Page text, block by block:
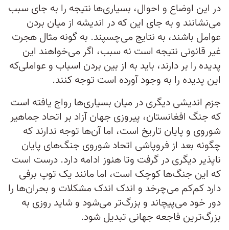
در این اوضاع و احوال، بسیاری‌ها نتیجه را به جای سبب
می‌نشانند و به جای این که در اندیشه از میان بردن
عوامل باشند، به نتایج می‌چسپند. به گونه مثال هجرت
غیر قانونی نتیجه است نه سبب، اگر می‌خواهند این
پدیده را بر دارند، باید به از بین بردن اسباب و عواملی‌که
این پدیده را به وجود آورده است توجه کنند.
جزم اندیشی دیگری در میان بسیاری‌ها رواج یافته است
که جنگ افغانستان، پیروزی جهان آزاد بر اتحاد جماهیر
شوروی و پایان تاریخ است، اما آن‌ها توجه ندارند که
چگونه بعد از فروپاشی اتحاد شوروی جنگ‌های پایان
ناپذیر دیگری در گرفت وتا هنوز ادامه دارد. درست است
که این جنگ‌ها کوچک است، اما مانند یک توپ برفی
دارد کم‌کم می‌چرخد و اندک اندک مشکلات و بحران‌ها را
دور خود می‌پیچاند و بزرگ‌تر می‌شود و شاید روزی به
بزرگ‌ترین فاجعه جهانی تبدیل شود.